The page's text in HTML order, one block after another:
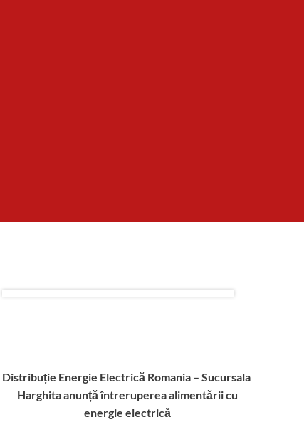
Distribuție Energie Electrică Romania – Sucursala
Harghitaanunță întreruperea alimentării cu
energie electrică